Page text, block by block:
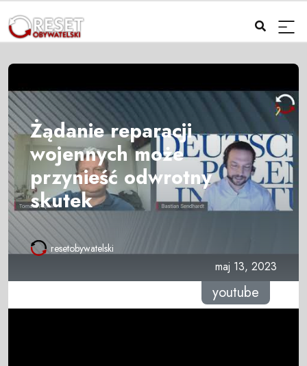
Żądanie reparacji
wojennych może
przynieść odwrotny
skutek
resetobywatelski
maj 13, 2023
youtube